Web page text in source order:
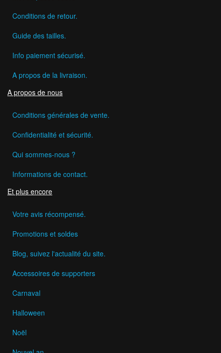
Conditions de retour.
Guide des tailles.
Info paiement sécurisé.
A propos de la livraison.
A propos de nous
Conditions générales de vente.
Confidentialité et sécurité.
Qui sommes-nous ?
Informations de contact.
Et plus encore
Votre avis récompensé.
Promotions et soldes
Blog, suivez l'actualité du site.
Accessoires de supporters
Carnaval
Halloween
Noël